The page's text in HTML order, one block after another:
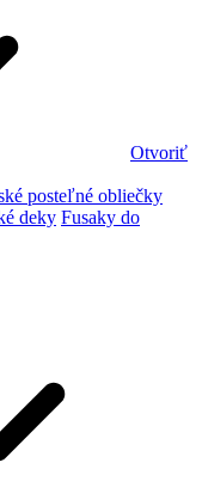
Otvoriť
posteľné obliečky
deky Fusaky do